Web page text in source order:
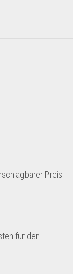
Preis
für den